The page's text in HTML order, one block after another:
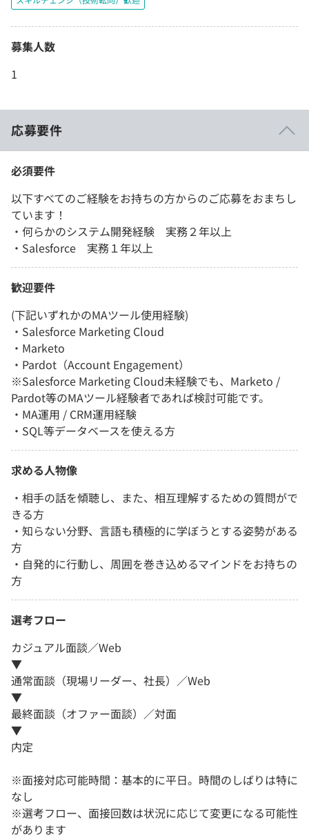
募集人数
1
応募要件
必須要件
以下すべてのご経験をお持ちの方からのご応募をおまちし
ています！
・何らかのシステム開発経験 実務２年以上
・Salesforce 実務１年以上
歓迎要件
(下記いずれかのMAツール使用経験)
・Salesforce Marketing Cloud
・Marketo
・Pardot（Account Engagement）
※Salesforce Marketing Cloud未経験でも、Marketo /
Pardot等のMAツール経験者であれば検討可能です。
・MA運用 / CRM運用経験
・SQL等データベースを使える方
求める人物像
・相手の話を傾聴し、また、相互理解するための質問がで
きる方
・知らない分野、言語も積極的に学ぼうとする姿勢がある
方
・自発的に行動し、周囲を巻き込めるマインドをお持ちの
方
選考フロー
カジュアル面談／Web
▼
通常面談（現場リーダー、社長）／Web
▼
最終面談（オファー面談）／対面
▼
内定
※面接対応可能時間：基本的に平日。時間のしばりは特に
なし
※選考フロー、面接回数は状況に応じて変更になる可能性
があります